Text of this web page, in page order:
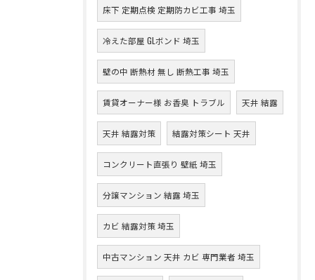
床下 定期点検 定期防カビ工事 埼玉
冷えた部屋 GLボンド 埼玉
壁の中 断熱材 無し 断熱工事 埼玉
賃貸オーナー様 お香臭 トラブル 天井 結露
天井 結露対策 結露対策シート 天井
コンクリート直張り 壁紙 埼玉
分譲マンション 結露 埼玉
カビ 結露対策 埼玉
中古マンション 天井 カビ 専門業者 埼玉